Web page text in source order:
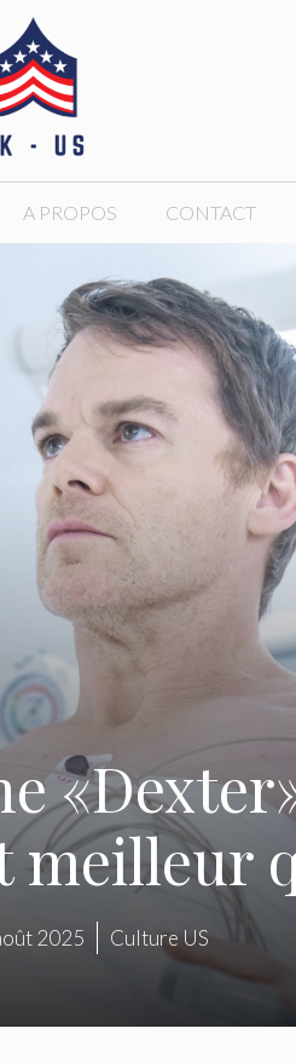
A PROPOS CONTACT
meilleur
2025 Culture US